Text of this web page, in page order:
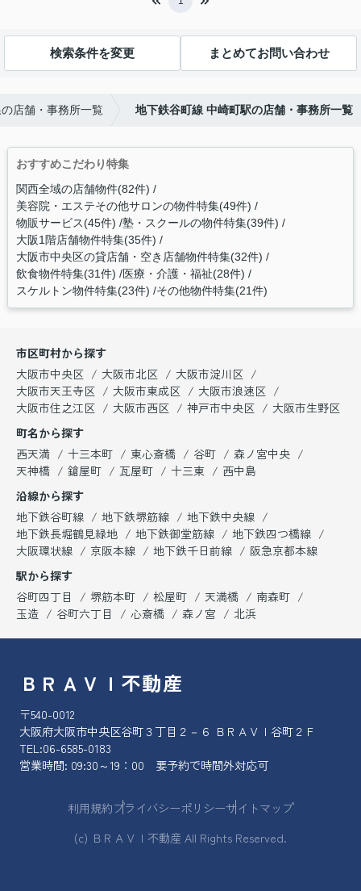
検索条件を変更 まとめてお問い合わせ
店舗・事務所一覧 地下鉄谷町線 中崎町駅の店舗・事務所一覧
おすすめこだわり特集
関西全域の店舗物件(82件)
美容院・エステその他サロンの物件特集(49件)
物販サービス(45件) 塾・スクールの物件特集(39件)
大阪1階店舗物件特集(35件)
大阪市中央区の貸店舗・空き店舗物件特集(32件)
飲食物件特集(31件) 医療・介護・福祉(28件)
スケルトン物件特集(23件) その他物件特集(21件)
市区町村から探す
大阪市中央区
大阪市北区
大阪市淀川区
大阪市天王寺区
大阪市東成区
大阪市浪速区
大阪市住之江区
大阪市西区 神戸市中央区
大阪市生野区
町名から探す
西天満
十三本町 東心斎橋 谷町
森ノ宮中央
天神橋
鎗屋町 瓦屋町 十三東
西中島
沿線から探す
地下鉄谷町線
地下鉄堺筋線
地下鉄中央線
地下鉄長堀鶴見緑地
地下鉄御堂筋線
地下鉄四つ橋線
大阪環状線
京阪本線 地下鉄千日前線
阪急京都本線
駅から探す
谷町四丁目
堺筋本町 松屋町 天満橋
南森町
玉造
谷町六丁目 心斎橋 森ノ宮 北浜
ＢＲＡＶＩ不動産
〒540-0012
大阪府大阪市中央区谷町３丁目２－６ ＢＲＡＶＩ谷町２Ｆ
TEL:06-6585-0183
営業時間: 09:30～19：00 要予約で時間外対応可
利用規約プライバシーポリシーサイトマップ
(c) ＢＲＡＶＩ不動産 All Rights Reserved.